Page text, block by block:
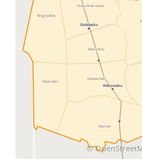
Racławicka
Wilanowska
Ksawerów
Stary Mokotów
Służew
Służewiec
Wierzbno
Wyględów
©